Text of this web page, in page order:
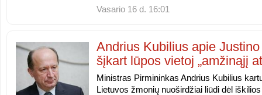
Vasario 16 d. 16:01
Andrius Kubilius apie
šįkart lūpos vietoj „amžinąjį
Ministras Pirmininkas Andrius Kubilius
Lietuvos žmonių nuoširdžiai liūdi dėl